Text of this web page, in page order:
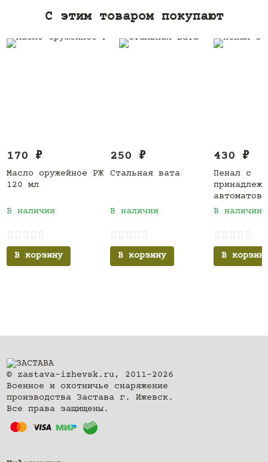
C этим товаром покупают
170 ₽
Масло оружейное РЖ
120 мл
В наличии
В корзину
250 ₽
Стальная вата
В наличии
В корзину
430 ₽
Пенал с
предметов
В наличии
В
© zastava-izhevsk.ru, 2011–2026
Военное и охотничье снаряжение
производства Застава г. Ижевск.
Все права защищены.